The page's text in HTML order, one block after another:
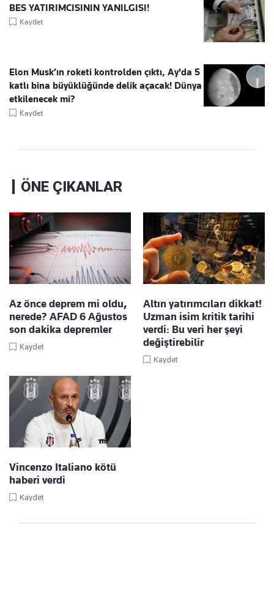
BES YATIRIMCISININ YANILGISI!
Kaydet
Elon Musk’ın roketi kontrolden çıktı, Ay'da 5
katlı bina büyüklüğünde delik açacak! Dünya
etkilenecek mi?
Kaydet
ÖNE ÇIKANLAR
Az önce deprem mi oldu,
nerede? AFAD 6 Ağustos
son dakika depremler
Kaydet
Altın yatırımcıları dikkat!
Uzman isim kritik tarihi
verdi: Bu veri her şeyi
değiştirebilir
Kaydet
Vincenzo Italiano kötü
haberi verdi
Kaydet